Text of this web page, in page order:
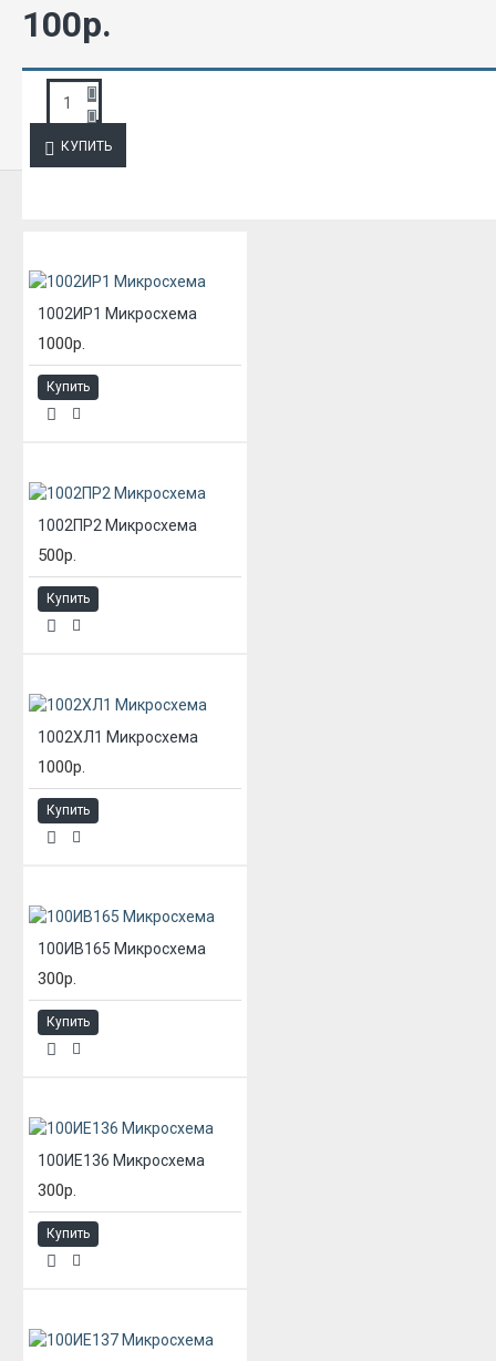
100р.
КУПИТЬ
1002ИР1 Микросхема
1000р.
Купить
1002ПР2 Микросхема
500р.
Купить
1002ХЛ1 Микросхема
1000р.
Купить
100ИВ165 Микросхема
300р.
Купить
100ИЕ136 Микросхема
300р.
Купить